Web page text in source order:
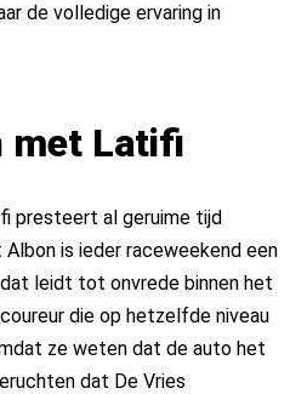
de volledige ervaring in
met Latifi
presteert al geruime tijd
is ieder raceweekend een
leidt tot onvrede binnen het
die op hetzelfde niveau
ze weten dat de auto het
dat De Vries